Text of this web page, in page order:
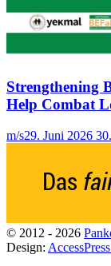
Strengthening
Help Combat
m/s29. Juni 2026
© 2012 - 2026
Design: